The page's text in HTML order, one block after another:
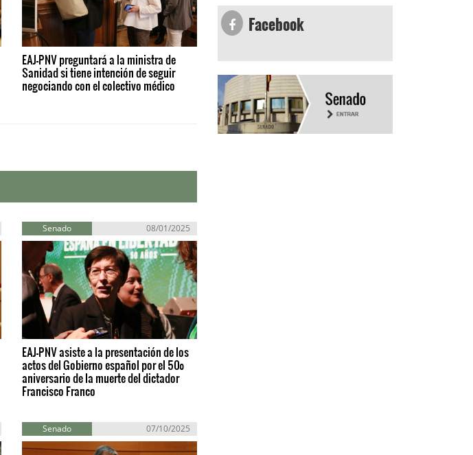
EAJ-PNV preguntará a la ministra de
Sanidad si tiene intención de seguir
negociando con el colectivo médico
Senado 08/01/2025
EAJ-PNV asiste a la presentación de los
actos del Gobierno español por el 50º
aniversario de la muerte del dictador
Francisco Franco
Senado 07/10/2025
Facebook